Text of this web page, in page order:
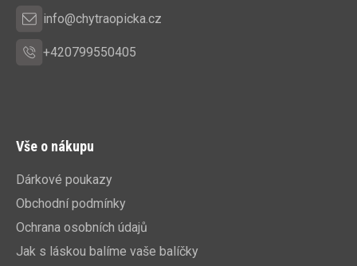
info@chytraopicka.cz
+420799550405
Vše o nákupu
Dárkové poukazy
Obchodní podmínky
Ochrana osobních údajů
Jak s láskou balíme vaše balíčky